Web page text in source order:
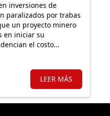
inversiones de
paralizados por trabas
un proyecto minero
en iniciar su
el costo
LEER MÁS